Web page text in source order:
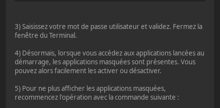
3) Saisissez votre mot de passe utilisateur et validez. Fermez la
fenêtre du Terminal.
4) Désormais, lorsque vous accédez aux applications lancées au
démarrage, les applications masquées sont présentes. Vous
pouvez alors facilement les activer ou désactiver.
5) Pour ne plus afficher les applications masquées,
recommencez l'opération avec la commande suivante :